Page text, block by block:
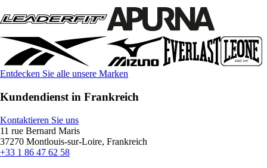
Entdecken Sie alle unsere Marken
Kundendienst in Frankreich
Kontaktieren Sie uns
11 rue Bernard Maris
37270 Montlouis-sur-Loire, Frankreich
+33 1 86 47 62 58